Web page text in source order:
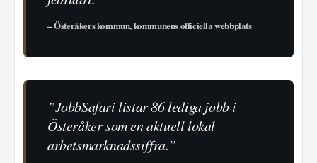
– Österåkers kommun, kommunens officiella webbplats
”JobbSafari listar 86 lediga jobb i
Österåker som en aktuell lokal
arbetsmarknadssiffra.”